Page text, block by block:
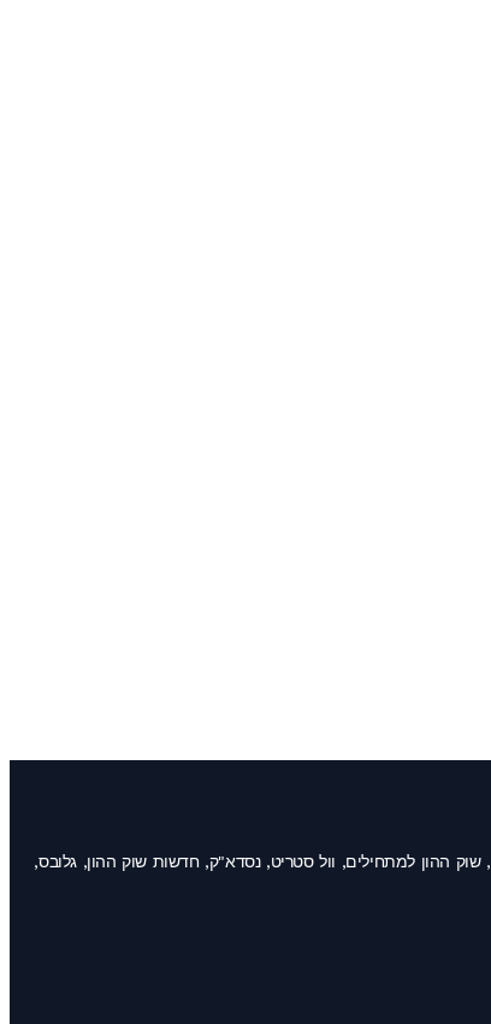
שוק ההון, לימודי מסחר במניות, מסחר תוך יומי, קורס מסחר בחוזים עתידיים, השקעות למתחילים, אופציות, פורקס, day trading, stocks, futures trading, traders, שוק ההון למתחילים, וול סטריט, נסדא"ק, חדשות שוק ההון, גלובס,